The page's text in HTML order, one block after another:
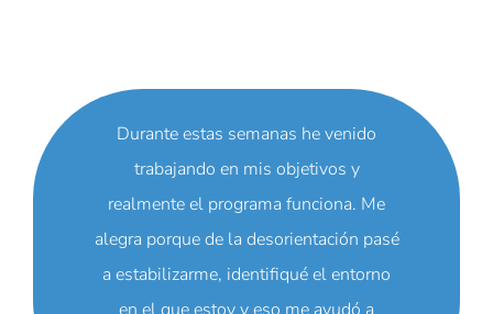
Durante estas semanas he venido
trabajando en mis objetivos y
realmente el programa funciona. Me
alegra porque de la desorientación pasé
a estabilizarme, identifiqué el entorno